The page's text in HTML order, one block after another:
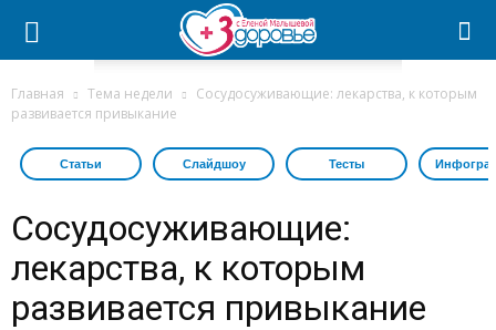
Главная Тема недели
Сосудосуживающие: лекарства, к которым
развивается привыкание
Статьи Слайдшоу Тесты
Сосудосуживающие:
лекарства, к которым
развивается привыкание